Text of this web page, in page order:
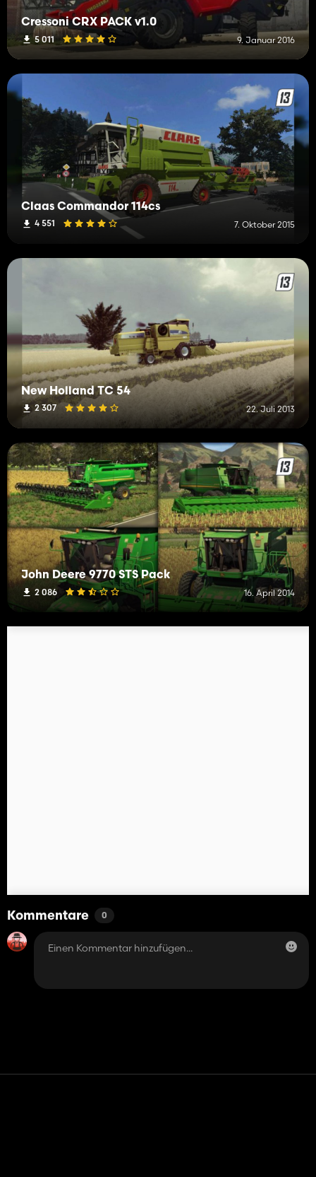
Cressoni CRX PACK v1.0
5 011 9. Januar 2016
Claas Commandor 114cs
4 551 7. Oktober 2015
New Holland TC 54
2 307 22. Juli 2013
John Deere 9770 STS Pack
2 086 16. April 2014
Kommentare 0